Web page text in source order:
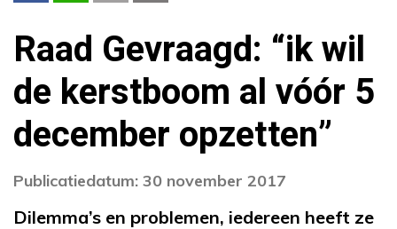
Raad Gevraagd: “ik wil
de kerstboom al vóór 5
december opzetten”
Publicatiedatum: 30 november 2017
Dilemma’s en problemen, iedereen heeft ze